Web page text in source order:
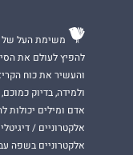
משימת העל של
להפיץ לעולם את
והעשיר את כוח
ולמידה, בדיוק
אדם ומילים
אלקטרוניים /
אלקטרוניים בשפה